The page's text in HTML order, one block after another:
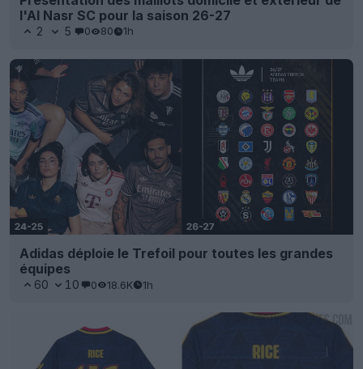
l'Al Nasr SC pour la saison 26-27
2 5 0 80 1h
Adidas déploie le Trefoil pour toutes les grandes
équipes
60 10 0 18.6K 1h